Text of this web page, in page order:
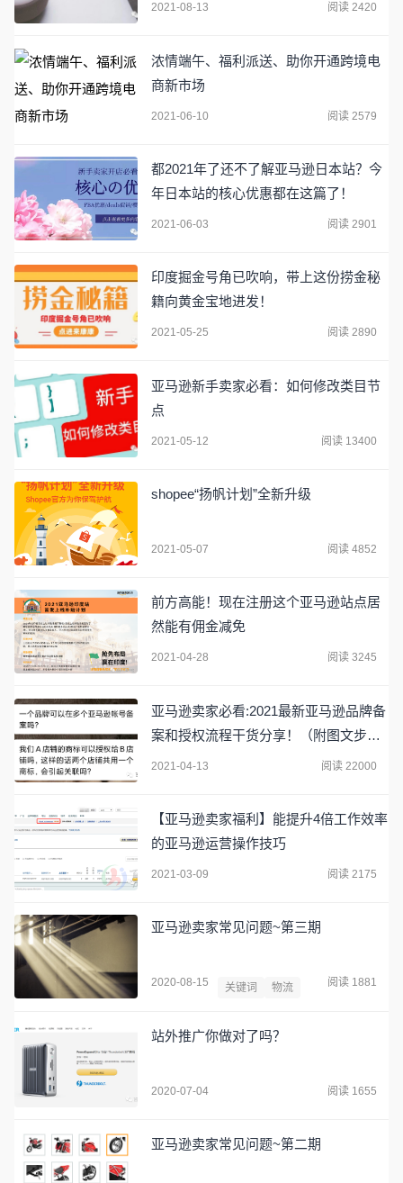
2021-08-13 阅读 2420
浓情端午、福利派送、助你开通跨境电
商新市场
2021-06-10 阅读 2579
都2021年了还不了解亚马逊日本站？今
年日本站的核心优惠都在这篇了！
2021-06-03 阅读 2901
印度掘金号角已吹响，带上这份捞金秘
籍向黄金宝地进发！
2021-05-25 阅读 2890
亚马逊新手卖家必看：如何修改类目节
点
2021-05-12 阅读 13400
shopee“扬帆计划”全新升级
2021-05-07 阅读 4852
前方高能！现在注册这个亚马逊站点居
然能有佣金减免
2021-04-28 阅读 3245
亚马逊卖家必看:2021最新亚马逊品牌备
案和授权流程干货分享！（附图文步
骤）
2021-04-13 阅读 22000
【亚马逊卖家福利】能提升4倍工作效率
的亚马逊运营操作技巧
2021-03-09 阅读 2175
亚马逊卖家常见问题~第三期
2020-08-15 关键词 物流 阅读 1881
站外推广你做对了吗？
2020-07-04 阅读 1655
亚马逊卖家常见问题~第二期